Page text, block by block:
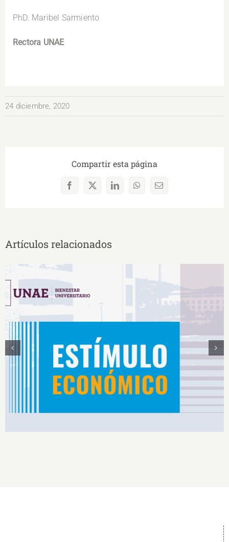
PhD. Maribel Sarmiento
Rectora UNAE
24 diciembre, 2020
Compartir esta página
Facebook
X LinkedInWhatsAppCorreo
Artículos relacionados
Estímulos Económicos para Deportistas de Alto
Rendimiento IS2026